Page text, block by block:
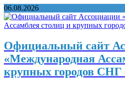
06.08.2026
Официальный сайт
«Международная
крупных городов